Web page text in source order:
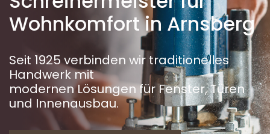
Wohnkomfort in Arnsberg
Seit 1925 verbinden wir traditionelles
Handwerk mit
modernen Lösungen für Fenster, Türen
und Innenausbau.